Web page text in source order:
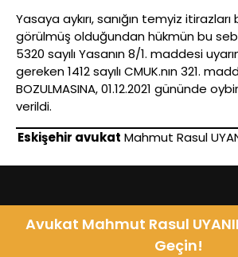
Yasaya aykırı, sanığın temyiz
görülmüş olduğundan hükmün bu
5320 sayılı Yasanın 8/1. maddesi
gereken 1412 sayılı CMUK.nın 321.
BOZULMASINA, 01.12.2021 gününde
verildi.
Eskişehir avukat Mahmut Rasul
Avukat Mahmut Rasul
Geçin!